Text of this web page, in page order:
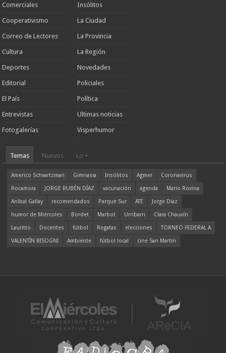
Comerciales
Cooperativismo
Correo de Lectores
Cultura
Deportes
Editorial
El País
Entrevistas
Fotogalerías
Insólitos
La Ciudad
La Provincia
La Región
Novedades
Policiales
Política
Ultimas noticias
Visperhumor
Temas Nuevos Lo +
Americo Schvartzman Gimnasia Insólitos Agmer
Coronavirus
Rocamora
JORGE RUBÉN DÍAZ vacunación agenda
Mario Rovina
Aníbal Gallay
recomendados Parque Sur ATE
Jorge Díaz
humor de Miércoles
Bordet Marbot Urribarri
Clara Chauvín
Lauritto
Docentes fútbol Regatas elecciones
TORNEO FEDERAL A
VALENTÍN BISOGNI
Ambiente fútbol local cine San Martín